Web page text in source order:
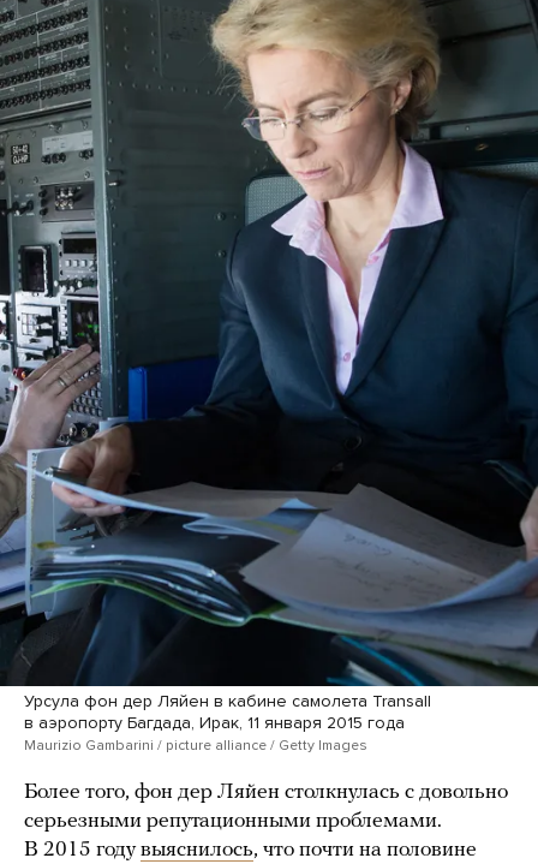
Урсула фон дер Ляйен в кабине самолета Transall
в аэропорту Багдада, Ирак, 11 января 2015 года
Maurizio Gambarini / picture alliance / Getty Images
Более того, фон дер Ляйен столкнулась с довольно
серьезными репутационными проблемами.
В 2015 годувыяснилось, что почти на половине